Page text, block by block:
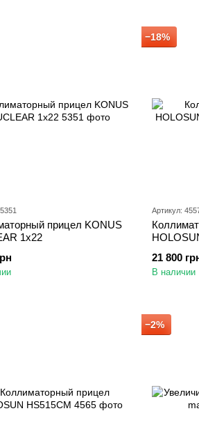
прицел KONUS
1x22
−18%
Артикул:
21 800
В наличии
−2%